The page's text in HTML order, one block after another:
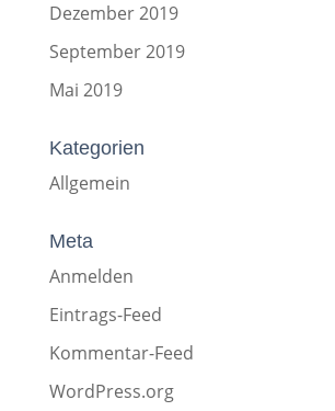
Dezember 2019
September 2019
Mai 2019
Kategorien
Allgemein
Meta
Anmelden
Eintrags-Feed
Kommentar-Feed
WordPress.org